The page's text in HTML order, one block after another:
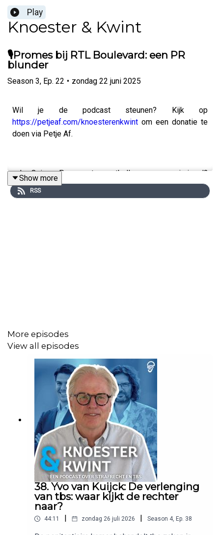
Play
Knoester & Kwint
🎙️Promes bij RTL Boulevard: een PR
blunder
Season 3, Ep. 22 • zondag 22 juni 2025
Wil je de podcast steunen? Kijk op
https://petjeaf.com/knoesterenkwint om een donatie te
doen via Petje Af.
•⁠ ⁠Is Quincy Promes topvoetballer en een crimineel?
Journalist Maaike Timmerman vertelt over haar
zoektocht met Noa van Oostrom in de zaak Promes en
•⁠ ⁠En waarom wij nooit cliënten laten interviewen door RTL
💥 Luister nu op Spotify en Apple Podcast.
Luister de podcast over Promes via deze link:
Show more
RSS
More episodes
View all episodes
38. Yvo van Kuijck: De verlenging
van tbs: waar kijkt de rechter
naar?
44:11 zondag 26 juli 2026 Season 4, Ep. 38